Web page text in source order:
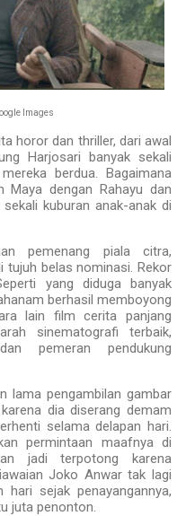
Images
horor dan thriller, dari awal
Harjosari banyak sekali
berdua. Bagaimana
Maya dengan Rahayu dan
kuburan anak-anak di
pemenang piala citra,
tujuh belas nominasi. Rekor
yang diduga banyak
berhasil memboyong
lain film cerita panjang
sinematografi terbaik,
pemeran pendukung
lama pengambilan gambar
dia diserang demam
selama delapan hari.
permintaan maafnya di
jadi terpotong karena
Joko Anwar tak lagi
hari sejak penayangannya,
juta penonton.